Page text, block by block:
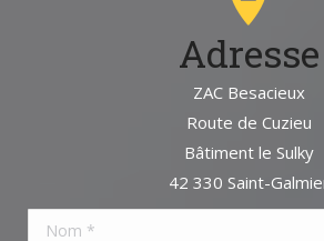
Adresse
ZAC Besacieux
Route de Cuzieu
Bâtiment le Sulky
42 330 Saint-
Nom *